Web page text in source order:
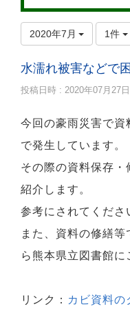
2020年7月 1件
水濡れ被害などで
投稿日時 : 2020年07月27日
今回の豪雨災害で資
で発生しています。
その際の資料保存・
紹介します。
参考にされてくださ
また、資料の修繕
ら熊本県立図書館に
リンク： カビ資料の